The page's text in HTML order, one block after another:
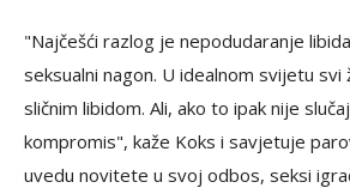
"Najčešći razlog je nepodudaranje
seksualni nagon. U idealnom svijetu
sličnim libidom. Ali, ako to ipak nije
kompromis", kaže Koks i savjetuje
uvedu novitete u svoj odbos, seksi